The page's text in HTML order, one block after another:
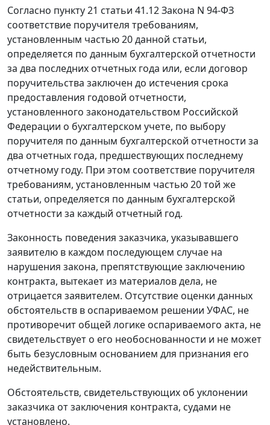
Согласно пункту 21 статьи 41.12Закона N 94-ФЗ
соответствие поручителя требованиям,
установленным частью 20данной статьи,
определяется по данным бухгалтерской отчетности
за два последних отчетных года или, если договор
поручительства заключен до истечения срока
предоставления годовой отчетности,
установленного законодательством Российской
Федерации о бухгалтерском учете, по выбору
поручителя по данным бухгалтерской отчетности за
два отчетных года, предшествующих последнему
отчетному году. При этом соответствие поручителя
требованиям, установленным частью 20 той же
статьи, определяется по данным бухгалтерской
отчетности за каждый отчетный год.
Законность поведения заказчика, указывавшего
заявителю в каждом последующем случае на
нарушения закона, препятствующие заключению
контракта, вытекает из материалов дела, не
отрицается заявителем. Отсутствие оценки данных
обстоятельств в оспариваемом решении УФАС, не
противоречит общей логике оспариваемого акта, не
свидетельствует о его необоснованности и не может
быть безусловным основанием для признания его
недействительным.
Обстоятельств, свидетельствующих об уклонении
заказчика от заключения контракта, судами не
установлено.